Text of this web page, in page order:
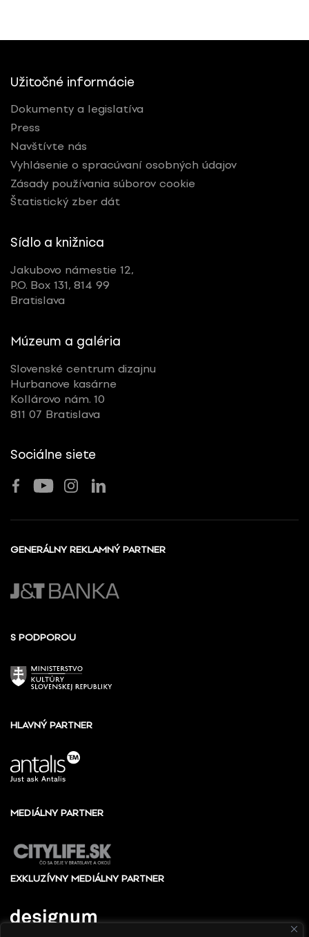
Užitočné informácie
Dokumenty a legislatíva
Press
Navštívte nás
Vyhlásenie o spracúvaní osobných údajov
Zásady používania súborov cookie
Štatistický zber dát
Sídlo a knižnica
Jakubovo námestie 12,
P.O. Box 131, 814 99
Bratislava
Múzeum a galéria
Slovenské centrum dizajnu
Hurbanove kasárne
Kollárovo nám. 10
811 07 Bratislava
Sociálne siete
GENERÁLNY REKLAMNÝ PARTNER
S PODPOROU
HLAVNÝ PARTNER
MEDIÁLNY PARTNER
EXKLUZÍVNY MEDIÁLNY PARTNER